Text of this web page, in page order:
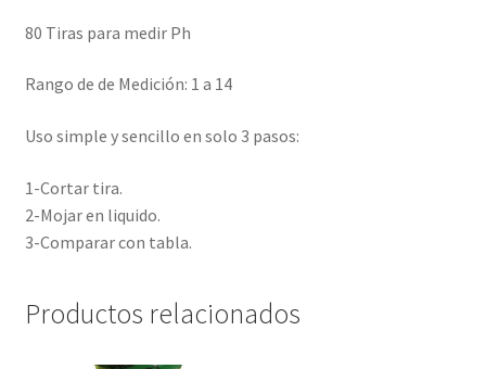
80 Tiras para medir Ph
Rango de de Medición: 1 a 14
Uso simple y sencillo en solo 3 pasos:
1-Cortar tira.
2-Mojar en liquido.
3-Comparar con tabla.
Productos relacionados